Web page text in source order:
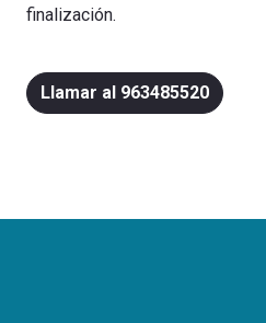
finalización.
Llamar al 963485520